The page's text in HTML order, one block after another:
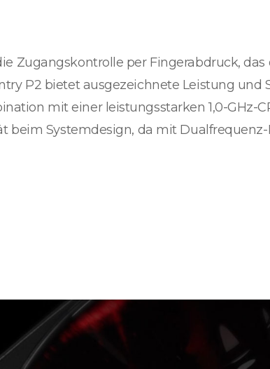
Zugangskontrolle per Fingerabdruck,
P2 bietet ausgezeichnete Leistung und
mit einer leistungsstarken 1,0-GHz-
beim Systemdesign, da mit